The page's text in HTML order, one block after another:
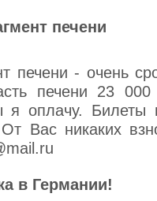
печени
печени - очень
печени 23
я оплачу. Билеты
Вас никаких
в Германии!